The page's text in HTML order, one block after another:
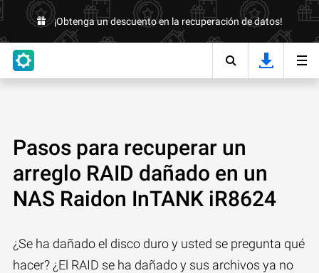
¡Obtenga un descuento en la recuperación de datos!
Pasos para recuperar un
arreglo RAID dañado en un
NAS Raidon InTANK iR8624
¿Se ha dañado el disco duro y usted se pregunta qué
hacer? ¿El RAID se ha dañado y sus archivos ya no